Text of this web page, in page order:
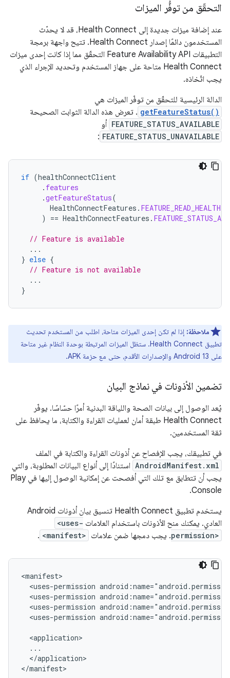
التحقّق من توفُّر الميزات
عند إضافة ميزات جديدة إلى Health Connect، قد لا يحدّث
المستخدمون دائمًا إصدار Health Connect. تتيح واجهة برمجة
التطبيقات Feature Availability API التحقّق مما إذا كانت إحدى ميزات
Health Connect متاحة على جهاز المستخدم وتحديد الإجراء الذي
يجب اتّخاذه.
الدالة الرئيسية للتحقّق من توفّر الميزات هي
getFeatureStatus() . تعرض هذه الدالة الثوابت الصحيحة
FEATURE_STATUS_AVAILABLE أو
FEATURE_STATUS_UNAVAILABLE
:
if (healthConnectClient
. features
.getFeatureStatus(
HealthConnectFeatures .
)
== HealthConnectFeatures .
// Feature is available
...
} else {
// Feature is not available
...
}
ملاحظة: إذا لم تكن إحدى الميزات متاحة، اطلب من المستخدم تحديث
تطبيق Health Connect. ستظل الميزات المرتبطة بوحدة النظام غير متاحة
على Android 13 والإصدارات الأقدم، حتى مع حزمة APK.
تضمين الأذونات في نماذج البيان
يُعد الوصول إلى بيانات الصحة واللياقة البدنية أمرًا حسّاسًا. يوفّر
Health Connect طبقة أمان لعمليات القراءة والكتابة، ما يحافظ على
ثقة المستخدمين.
في تطبيقك، يجب الإفصاح عن أذونات القراءة والكتابة في الملف
AndroidManifest.xml استنادًا إلى أنواع البيانات المطلوبة، والتي
يجب أن تتطابق مع تلك التي أفصحت عن إمكانية الوصول إليها في Play
Console.
يستخدم تطبيق Health Connect تنسيق بيان أذونات Android
العادي. يمكنك منح الأذونات باستخدام العلامات <uses-
permission>. يجب دمجها ضمن علامات <manifest>
.
<uses-permission
<uses-permission
<uses-permission
<uses-permission
</application>